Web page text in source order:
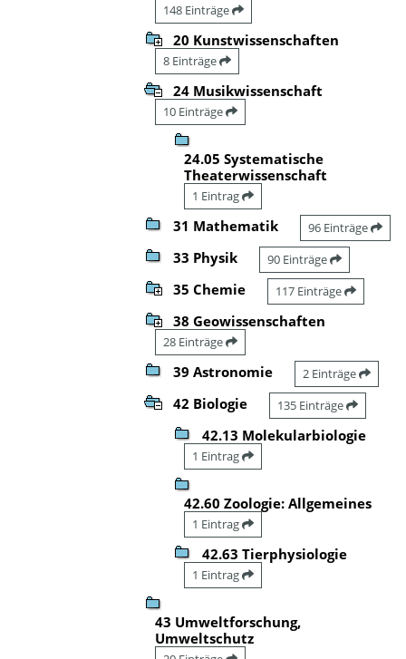
148 Einträge
20 Kunstwissenschaften
8 Einträge
24 Musikwissenschaft
10 Einträge
24.05 Systematische
Theaterwissenschaft
1 Eintrag
31 Mathematik 96 Einträge
33 Physik 90 Einträge
35 Chemie 117 Einträge
38 Geowissenschaften
28 Einträge
39 Astronomie 2 Einträge
42 Biologie 135 Einträge
42.13 Molekularbiologie
1 Eintrag
42.60 Zoologie: Allgemeines
1 Eintrag
42.63 Tierphysiologie
1 Eintrag
43 Umweltforschung,
Umweltschutz